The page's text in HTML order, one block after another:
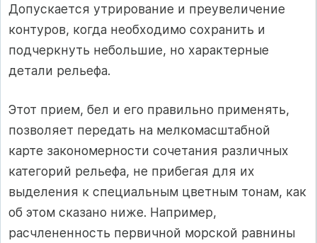
Допускается утрирование и преувеличение
контуров, когда необходимо сохранить и
подчеркнуть небольшие, но характерные
детали рельефа.
Этот прием, бел и его правильно применять,
позволяет передать на мелкомасштабной
карте закономерности сочетания различных
категорий рельефа, не прибегая для их
выделения к специальным цветным тонам, как
об этом сказано ниже. Например,
расчлененность первичной морской равнины